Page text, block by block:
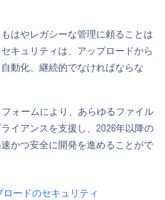
はやレガシーな管理に頼ることは
キュリティは、アップロードから
動化、継続的でなければならな
フォームにより、あらゆるファイル
イアンスを支援し、2026年以降の
かつ安全に開発を進めることがで
ードのセキュリティ